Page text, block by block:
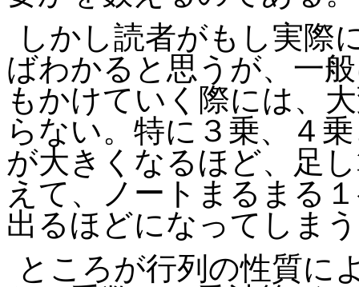
しかし読者がもし実際
ばわかると思うが、一
もかけていく際には、
らない。特に３乗、４
が大きくなるほど、足
えて、ノートまるまる
出るほどになってしま
ところが行列の性質に